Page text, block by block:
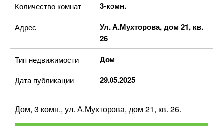
Количество комнат 3-комн.
Адрес
Ул. А.Мухторова, дом 21, кв.
26
Тип недвижимости Дом
Дата публикации 29.05.2025
Дом, 3 комн., ул. А.Мухторова, дом 21, кв. 26.